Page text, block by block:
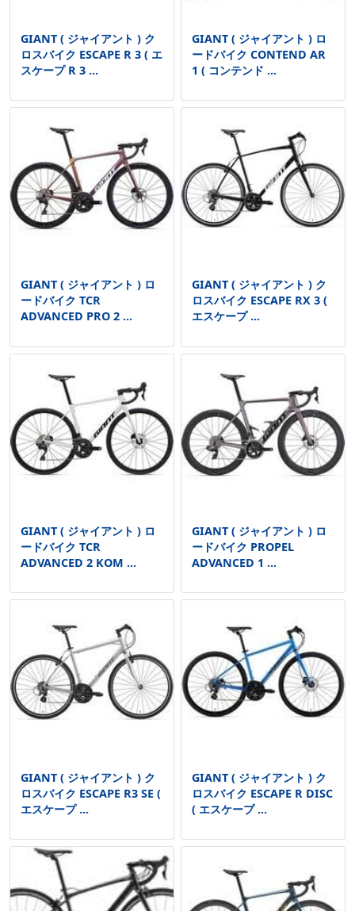
GIANT ( ジャイアント ) ク
ロスバイク ESCAPE R 3 ( エ
スケープ R 3 ...
GIANT ( ジャイアント ) ロ
ードバイク CONTEND AR
1 ( コンテンド ...
GIANT ( ジャイアント ) ロ
ードバイク TCR
ADVANCED PRO 2 ...
GIANT ( ジャイアント ) ク
ロスバイク ESCAPE RX 3 (
エスケープ ...
GIANT ( ジャイアント ) ロ
ードバイク TCR
ADVANCED 2 KOM ...
GIANT ( ジャイアント ) ロ
ードバイク PROPEL
ADVANCED 1 ...
GIANT ( ジャイアント ) ク
ロスバイク ESCAPE R3 SE (
エスケープ ...
GIANT ( ジャイアント ) ク
ロスバイク ESCAPE R DISC
( エスケープ ...